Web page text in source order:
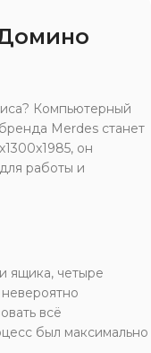
Компьютерный
Merdes станет
он
работы и
ящика, четыре
всё
был максимально